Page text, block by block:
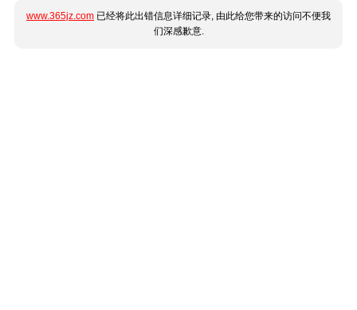
www.365jz.com 已经将此出错信息详细记录, 由此给您带来的访问不便我
们深感歉意.